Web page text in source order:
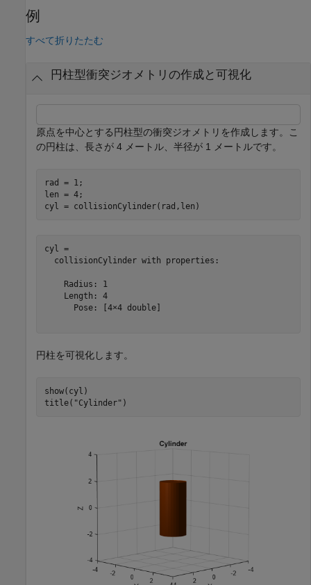
例
すべて折りたたむ
円柱型衝突ジオメトリの作成と可視化
原点を中心とする円柱型の衝突ジオメトリを作成します。こ
の円柱は、長さが 4 メートル、半径が 1 メートルです。
rad = 1;
len = 4;
cyl = collisionCylinder(rad,len)
cyl =
  collisionCylinder with properties:
    Radius: 1
    Length: 4
      Pose: [4×4 double]
円柱を可視化します。
show(cyl)
title( "Cylinder" )